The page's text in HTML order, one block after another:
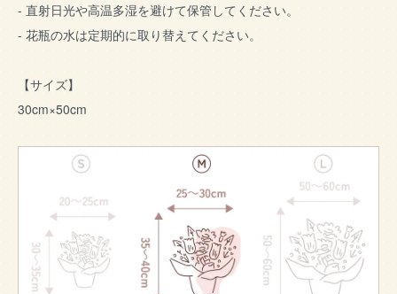
- 直射日光や高温多湿を避けて保管してください。
- 花瓶の水は定期的に取り替えてください。
【サイズ】
30cm×50cm